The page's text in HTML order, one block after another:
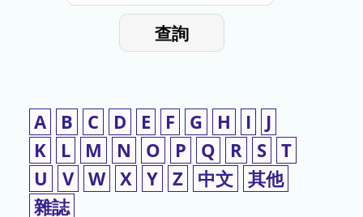
查詢
A B C D E F G H I
J
K
L M N O P Q R S T
U
V W X Y Z 中文 其他
雜誌